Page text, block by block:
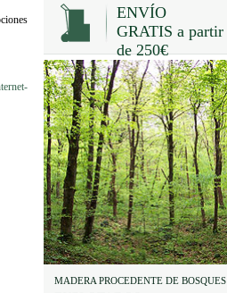
ENVÍO
GRATIS a partir
de 250€
MADERA PROCEDENTE DE BOSQUES